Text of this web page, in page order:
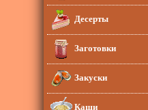
Десерты
Заготовки
Закуски
Каши